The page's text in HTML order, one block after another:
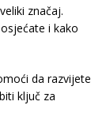
značaj.
i kako
da razvijete
ključ za